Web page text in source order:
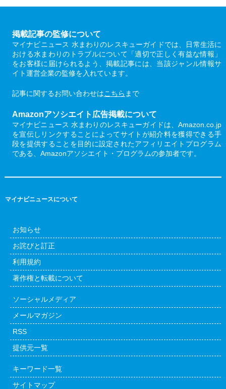
掲載記事の監修について
マイナビニュース 水まわりのレスキューガイドでは、日常生活に
おける水まわりのトラブルについて「適切で正しく有益な情報」
をお客様に届けられるよう、掲載記事には、当該ジャンル情報サ
イト運営企業の監修を入れています。
記事に関するお問い合わせはこちら まで
Amazonアソシエイト広告掲載について
マイナビニュース 水まわりのレスキューガイドは、Amazon.co.jp
を宣伝しリンクすることによってサイトが紹介料を獲得できる手
段を提供することを目的に設定されたアフィリエイトプログラム
である、Amazonアソシエイト・プログラムの参加者です。
マイナビニュースについて
お知らせ
お詫びと訂正
利用規約
著作権と転載について
ソーシャルメディア
メールマガジン
RSS
提供元一覧
キーワード一覧
サイトマップ